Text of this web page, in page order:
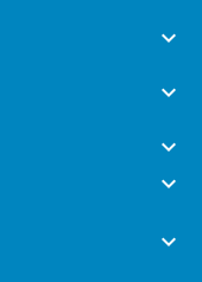




